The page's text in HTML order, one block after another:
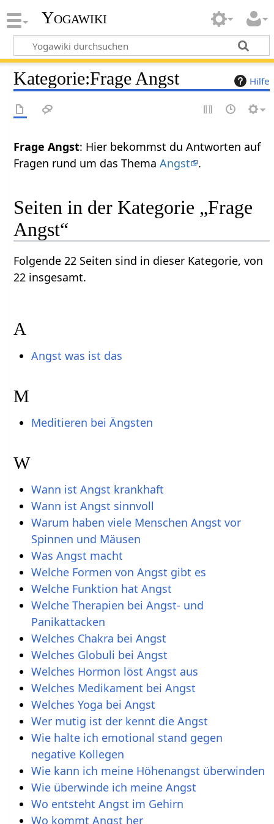
Yogawiki
Hilfe
Kategorie:Frage Angst
Frage Angst: Hier bekommst du Antworten auf
Fragen rund um das ThemaAngst .
Seiten in der Kategorie „Frage
Angst“
Folgende 22 Seiten sind in dieser Kategorie, von
22 insgesamt.
A
Angst was ist das
M
Meditieren bei Ängsten
W
Wann ist Angst krankhaft
Wann ist Angst sinnvoll
Warum haben viele Menschen Angst vor
Spinnen und Mäusen
Was Angst macht
Welche Formen von Angst gibt es
Welche Funktion hat Angst
Welche Therapien bei Angst- und
Panikattacken
Welches Chakra bei Angst
Welches Globuli bei Angst
Welches Hormon löst Angst aus
Welches Medikament bei Angst
Welches Yoga bei Angst
Wer mutig ist der kennt die Angst
Wie halte ich emotional stand gegen
negative Kollegen
Wie kann ich meine Höhenangst überwinden
Wie überwinde ich meine Angst
Wo entsteht Angst im Gehirn
Wo kommt Angst her